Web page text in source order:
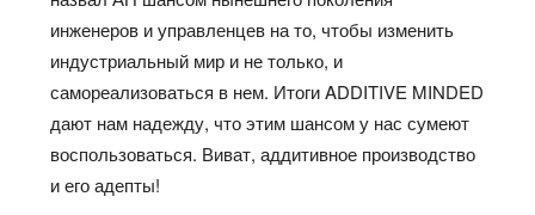
инженеров и управленцев на то, чтобы изменить
индустриальный мир и не только, и
самореализоваться в нем. Итоги ADDITIVE MINDED
дают нам надежду, что этим шансом у нас сумеют
воспользоваться. Виват, аддитивное производство
и его адепты!